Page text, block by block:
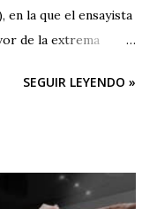
en la que el ensayista
de la extrema
. Revista Corónica
la publicidad de
SEGUIR LEYENDO »